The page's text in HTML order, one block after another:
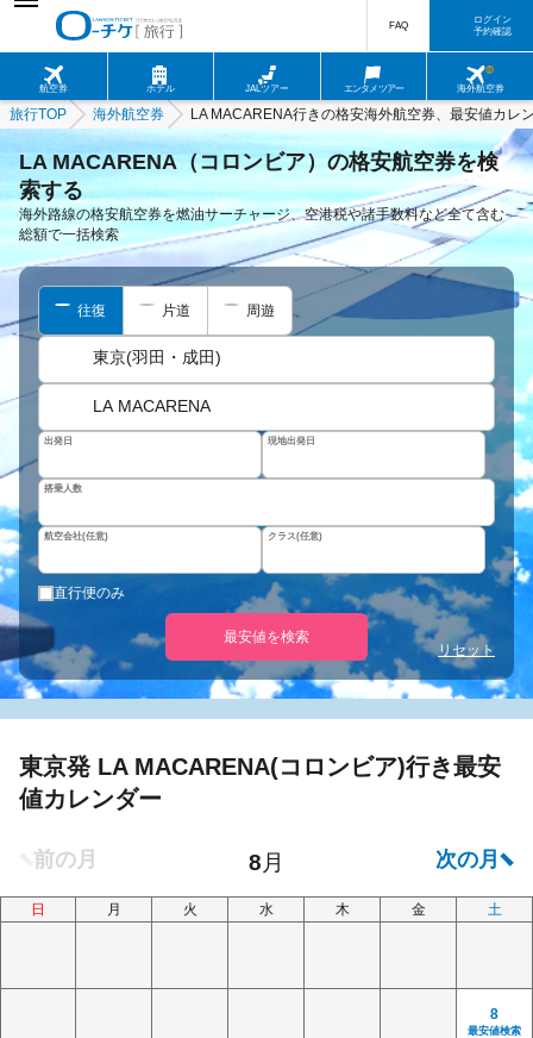
航空券 ホテル JALツアー エンタメツアー 海外航空券
FAQ
ログイン
予約確認
旅行TOP 海外航空券 LA MACARENA行きの格安海外航空券、最安値カレ
LA MACARENA（コロンビア）の格安航空券を検
索する
海外路線の格安航空券を燃油サーチャージ、空港税や諸手数料など全て含む
総額で一括検索
往復 片道 周遊
東京(羽田・成田)
LA MACARENA
出発日 現地出発日
搭乗人数
航空会社(任意) クラス(任意)
直行便のみ
最安値を検索
リセット
東京発 LA MACARENA(コロンビア)行き最安
値カレンダー
日 月 火 水 木 金 土
8
最安値検索